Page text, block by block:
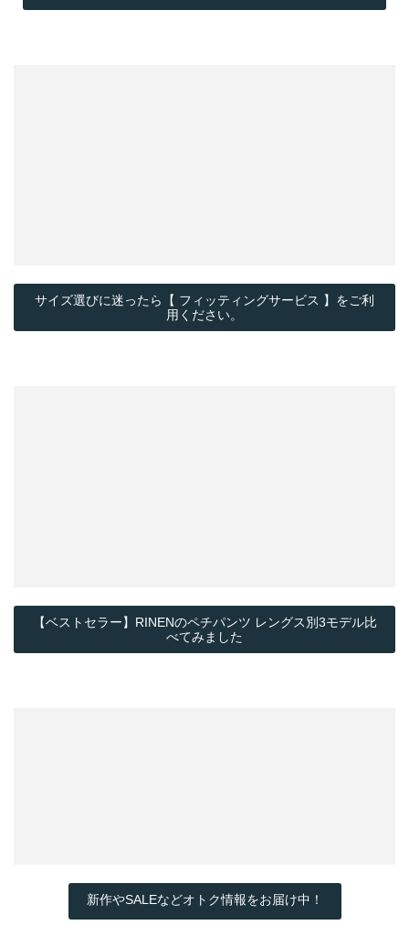
サイズ選びに迷ったら【 フィッティングサービス 】をご利
用ください。
【ベストセラー】RINENのペチパンツ レングス別3モデル比
べてみました
新作やSALEなどオトク情報をお届け中！